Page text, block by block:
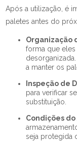
Após a utilização, é
paletes antes do
Organização
forma que
a manter os
Inspeção de
para verificar
substituição.
Condições
seja protegida